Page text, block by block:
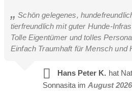
Schön gelegenes,
tierfreundlich mit guter Hunde-
Tolle Eigentümer und tolles
Einfach Traumhaft für Mensch und
Hans Peter K. hat
Sonnasita im August 2026